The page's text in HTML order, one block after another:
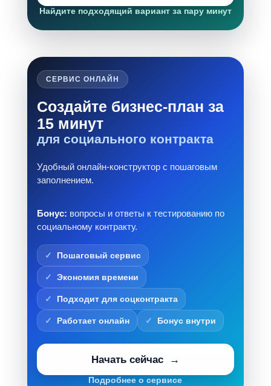
Найдите подходящий вариант за пару минут
СЕРВИС ОНЛАЙН
Создайте бизнес-план за
15 минут
для социального контракта
Удобный онлайн-конструктор с пошаговым
заполнением.
Бонус: вопросы и ответы к тестированию по
социальному контракту.
Пошаговый сервис
Экономия времени
Подходит для соцконтракта
Работает онлайн Бонус внутри
Начать сейчас
Подробнее о сервисе